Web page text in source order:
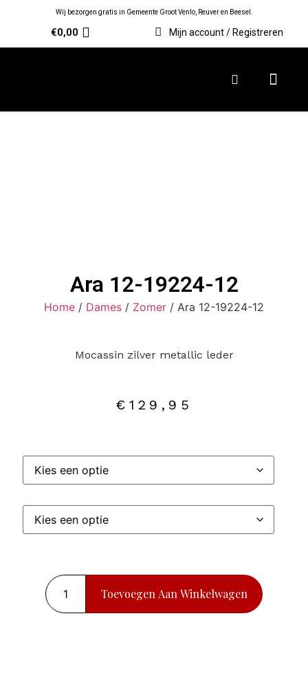
Wij bezorgen gratis in Gemeente Groot Venlo, Reuver en Beesel.
€0,00 Mijn account / Registreren
Ara 12-19224-12
Home / Dames / Zomer / Ara 12-19224-12
Mocassin zilver metallic leder
€ 129,95
Toevoegen Aan Winkelwagen